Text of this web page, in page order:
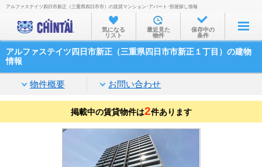
お部屋を探す
沿線・駅から
家賃相場から
通勤通学時間から
物件特集から
不動産会社から
アルファステイツ四日市新正（三重県四日市市）の賃貸マンション･アパート･部屋探し情報
気になる
リスト
最近見た
物件
保存中の
条件
アルファステイツ四日市新正（三重県四日市市新正１丁目）の建物
情報
物件概要 お問い合わせ
掲載中の賃貸物件は2件あります